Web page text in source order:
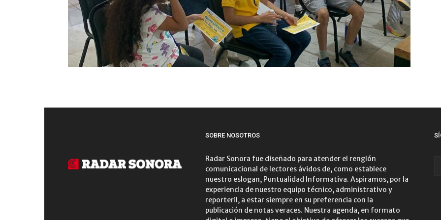
SOBRE NOSOTROS
Radar Sonora fue diseñado para atender el renglón
comunicacional de lectores ávidos de, como establece
nuestro eslogan, Puntualidad Informativa. Aspiramos, por la
experiencia de nuestro equipo técnico, administrativo y
reporteril, a estar siempre en su preferencia con la
publicación de notas veraces. Nuestra agenda, en formato